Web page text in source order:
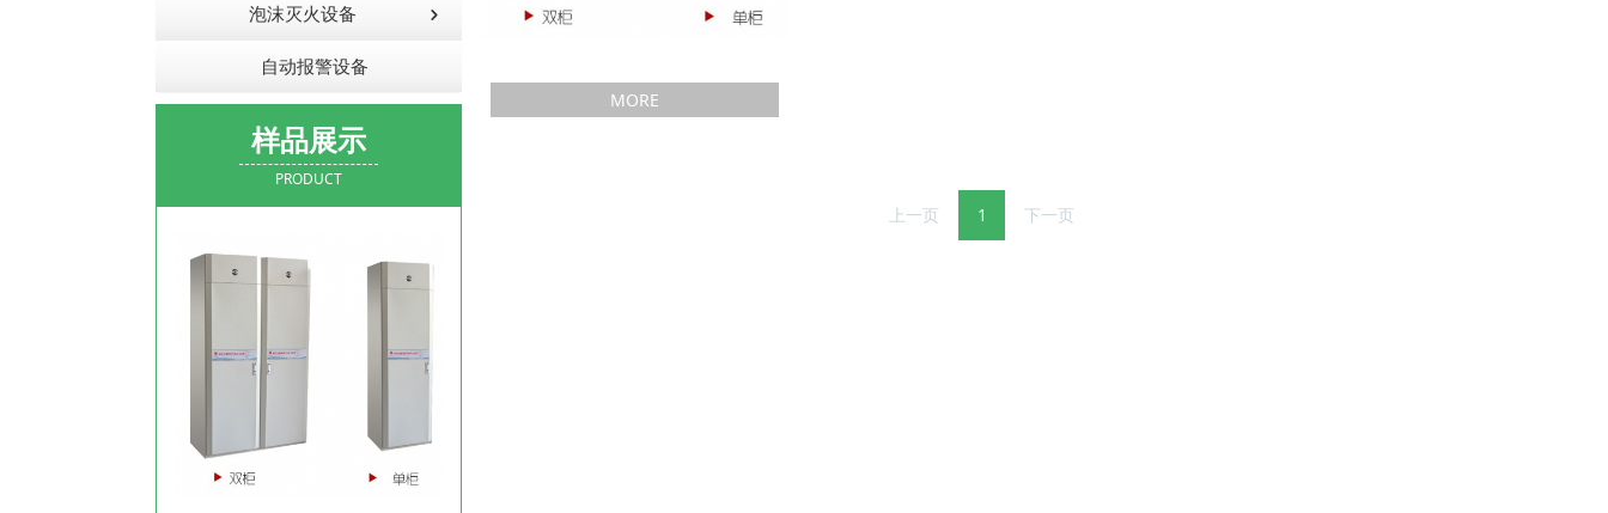
MORE
上一页 1 下一页
泡沫灭火设备
自动报警设备
样品展示
PRODUCT